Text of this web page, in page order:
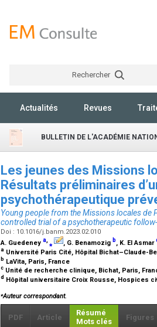
Rechercher
Actualités Revues
BULLETIN DE L'ACADÉMIE
Les jeunes des Missions
Résultats préliminaires
psychothérapeutique
Young people from the Missions locales de
controlled trial of a psychotherapeutic
Doi : 10.1016/j.banm.2023.02.010
A. Guedeney a,⁎ , G. Benamozig b, K. El Asmar
a Université Paris Cité, Hôpital Bichat–Claude-
b LaVita, Paris, France
c Unité de recherche clinique, Bichat, Paris,
d Hôpital universitaire Croix Rousse, Hospices
⁎Auteur correspondant.
PDF Article
Résumé
Mots clés
Figures